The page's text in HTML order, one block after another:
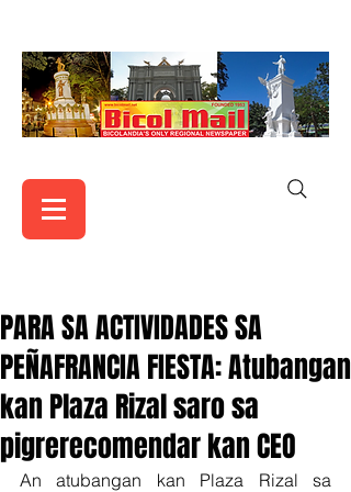
PARA SA ACTIVIDADES SA
PEÑAFRANCIA FIESTA: Atubangan
kan Plaza Rizal saro sa
pigrerecomendar kan CEO
An atubangan kan Plaza Rizal sa